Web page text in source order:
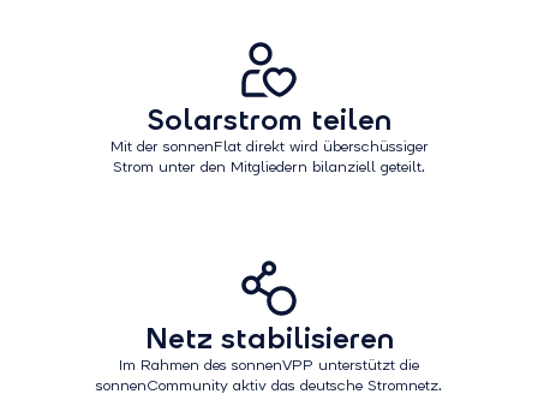
Solarstrom teilen
Mit der sonnenFlat direkt wird überschüssiger
Strom unter den Mitgliedern bilanziell geteilt.
Netz stabilisieren
Im Rahmen des sonnenVPP unterstützt die
sonnenCommunity aktiv das deutsche Stromnetz.